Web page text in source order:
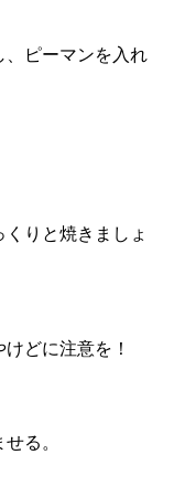
、ピーマンを入れ
りと焼きましょ
どに注意を！
る。